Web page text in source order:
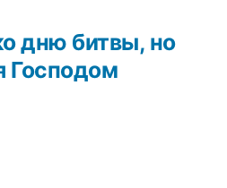
дню битвы, но
Господом